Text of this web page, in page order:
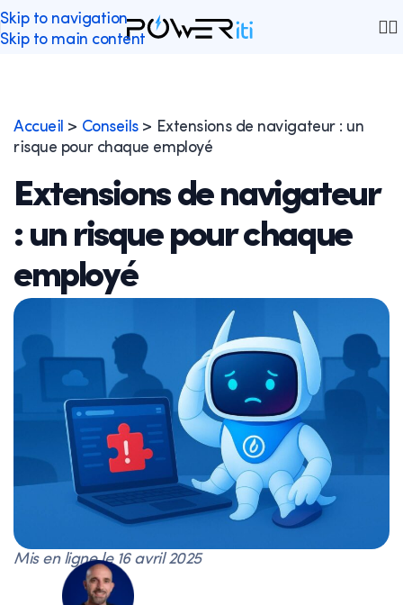
Skip to navigation
Skip to main content
Accueil > Conseils> Extensions de navigateur : un
risque pour chaque employé
Extensions de navigateur
: un risque pour chaque
employé
Mis en ligne le 16 avril 2025